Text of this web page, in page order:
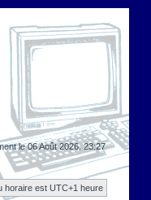
le 06 Août 2026, 23:27
horaire est UTC+1 heure